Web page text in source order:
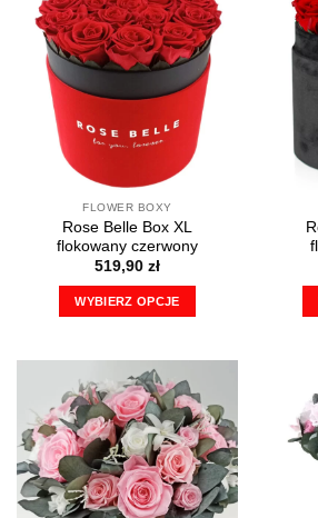
można
wybrać
na
produktu
FLOWER BOXY
Rose Belle Box XL
flokowany czerwony
519,90 zł
WYBIERZ OPCJE
ma
wiele
wariantów.
Opcje
można
wybrać
na